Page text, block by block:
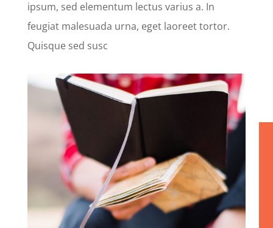
ipsum, sed elementum lectus varius a. In
feugiat malesuada urna, eget laoreet tortor.
Quisque sed susc